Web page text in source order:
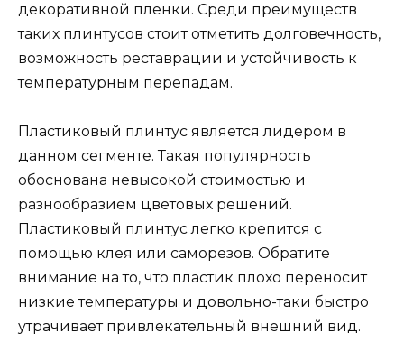
декоративной пленки. Среди преимуществ
таких плинтусов стоит отметить долговечность,
возможность реставрации и устойчивость к
температурным перепадам.
Пластиковый плинтус является лидером в
данном сегменте. Такая популярность
обоснована невысокой стоимостью и
разнообразием цветовых решений.
Пластиковый плинтус легко крепится с
помощью клея или саморезов. Обратите
внимание на то, что пластик плохо переносит
низкие температуры и довольно-таки быстро
утрачивает привлекательный внешний вид.